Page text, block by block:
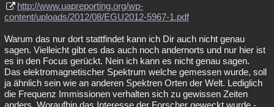
http://www.uapreporting.org/wp-
content/uploads/2012/08/EGU2012-5967-1.pdf
Warum das nur dort stattfindet kann ich Dir auch nicht genau
sagen. Vielleicht gibt es das auch noch andernorts und nur hier ist
es in den Focus gerückt. Nein ich kann es nicht genau sagen.
Das elektromagnetischer Spektrum welche gemessen wurde, soll
ja ähnlich sein wie an anderen Spektren Orten der Welt. Lediglich
die Frequenz Immissionen verhalten sich zu gewissen Zeiten